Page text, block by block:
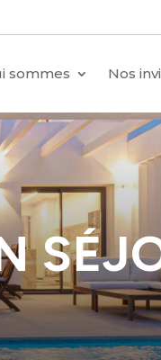
sommes Nos